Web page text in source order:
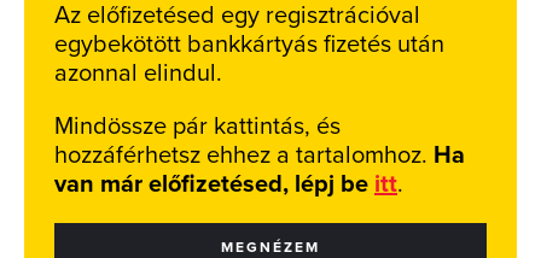
Az előfizetésed egy regisztrációval
egybekötött bankkártyás fizetés után
azonnal elindul.
Mindössze pár kattintás, és
hozzáférhetsz ehhez a tartalomhoz. Ha
van már előfizetésed, lépj be itt.
MEGNÉZEM